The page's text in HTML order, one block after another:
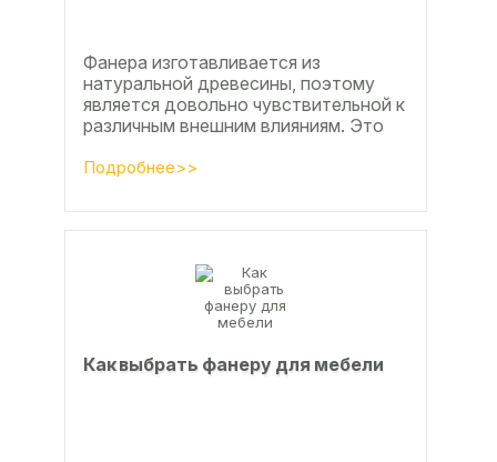
Фанера изготавливается из
натуральной древесины, поэтому
является довольно чувствительной к
различным внешним влияниям. Это
расширении, растрескивании,...
Подробнее>>
Как выбрать фанеру для мебели